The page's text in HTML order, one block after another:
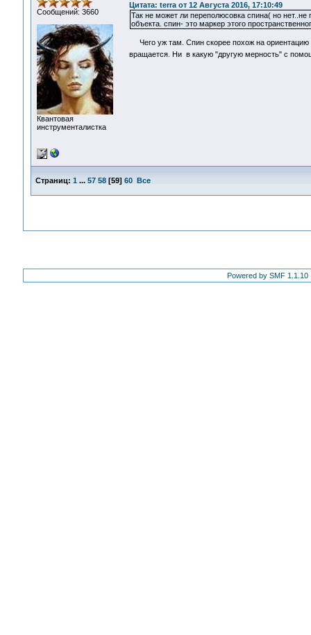
Сообщений: 3660
Квантовая
инструменталистка
Цитата: terra от 12 Августа 2016, 17:10:49
Так не может ли переполюсовка спина( но
объекта. спин- это маркер этого
Чего уж там. Спин скорее похож на ориентацию
вращается. Ни в какую "другую мерность" с
Страниц: 1 ... 57 58[59] 60 Все
Powered by SMF 1.1.10